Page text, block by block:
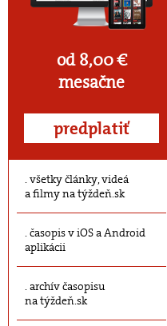
od 8,00 €
mesačne
predplatiť
všetky články, videá
a filmy na týždeň.sk
časopis v iOS a Android
aplikácii
archív časopisu
na týždeň.sk